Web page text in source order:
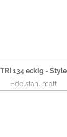
TRI 134 eckig - Style
Edelstahl matt